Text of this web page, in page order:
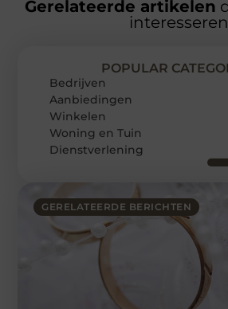
Gerelateerde artikelen
interesseren
GERELATEERDE BERICHTEN
POPULAR
Bedrijven
Aanbiedingen
Winkelen
Woning en Tuin
Dienstverlening